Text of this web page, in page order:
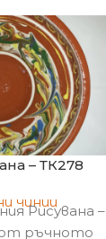
– ТК278
чинии
Рисувана –
ръчното